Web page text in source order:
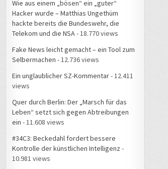
Wie aus einem „bösen“ ein „guter“
Hacker wurde – Matthias Ungethüm
hackte bereits die Bundeswehr, die
Telekom und die NSA - 18.770 views
Fake News leicht gemacht – ein Tool zum
Selbermachen - 12.736 views
Ein unglaublicher SZ-Kommentar- 12.411
views
Quer durch Berlin: Der „Marsch für das
Leben“ setzt sich gegen Abtreibungen
ein - 11.608 views
#34C3: Beckedahl fordert bessere
Kontrolle der künstlichen Intelligenz -
10.981 views